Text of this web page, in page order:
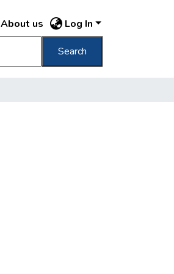
About us Log In
Search